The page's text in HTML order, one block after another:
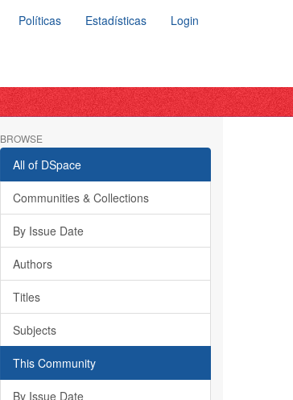
Políticas Estadísticas Login
BROWSE
All of DSpace
Communities & Collections
By Issue Date
Authors
Titles
Subjects
This Community
By Issue Date